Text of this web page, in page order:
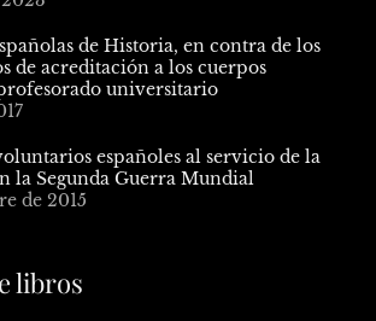
de Historia, en contra de los
de acreditación a los cuerpos
universitario
españoles al servicio de la
la Segunda Guerra Mundial
de 2015
libros